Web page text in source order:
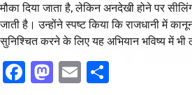
मौका दिया जाता है, लेकिन अनदेखी होने पर सीलिंग
जाती है। उन्होंने स्पष्ट किया कि राजधानी में
सुनिश्चित करने के लिए यह अभियान भविष्य में भी
Facebook
Mastodon
Email